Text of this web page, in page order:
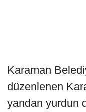
Karaman
düzenlenen
yandan yurdun